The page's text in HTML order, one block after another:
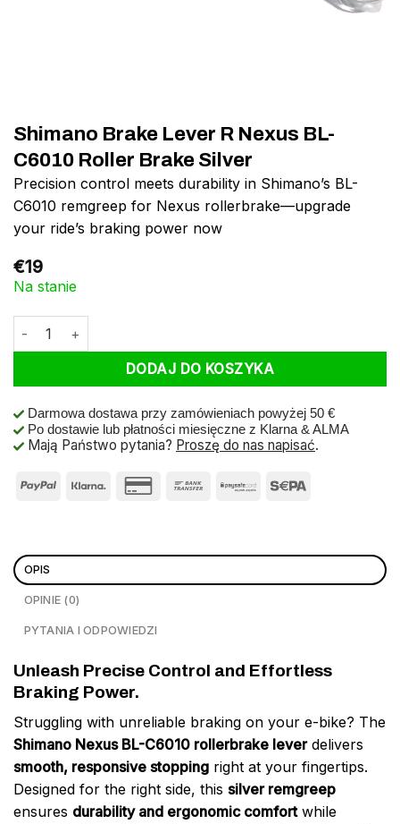
Shimano Brake Lever R Nexus BL-
C6010 Roller Brake Silver
Precision control meets durability in Shimano’s BL-
C6010 remgreep for Nexus rollerbrake—upgrade
your ride’s braking power now
€19
Na stanie
ilość Shimano Brake Lever R Nexus BL-C6010 Roller Brake Silver
DODAJ DO KOSZYKA
Darmowa dostawa przy zamówieniach powyżej 50 €
Po dostawie lub płatności miesięczne z Klarna & ALMA
Mają Państwo pytania? Proszę do nas napisać.
OPIS
OPINIE (0)
PYTANIA I ODPOWIEDZI
Unleash Precise Control and Effortless
Braking Power.
Struggling with unreliable braking on your e-bike? The
Shimano Nexus BL-C6010 rollerbrake leverdelivers
smooth, responsive stopping right at your fingertips.
Designed for the right side, this silver remgreep
ensures durability and ergonomic comfortwhile